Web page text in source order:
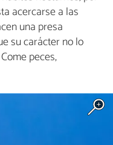
acercarse a las
una presa
su carácter no lo
peces,